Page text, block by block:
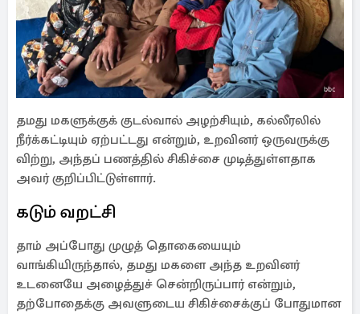
தமது மகளுக்குக் குடல்வால் அழற்சியும், கல்லீரலில்
நீர்க்கட்டியும் ஏற்பட்டது என்றும், உறவினர் ஒருவருக்கு
விற்று, அந்தப் பணத்தில் சிகிச்சை முடித்துள்ளதாக
அவர் குறிப்பிட்டுள்ளார்.
கடும் வறட்சி
தாம் அப்போது முழுத் தொகையையும்
வாங்கியிருந்தால், தமது மகளை அந்த உறவினர்
உடனையே அழைத்துச் சென்றிருப்பார் என்றும்,
தற்போதைக்கு அவளுடைய சிகிச்சைக்குப் போதுமான